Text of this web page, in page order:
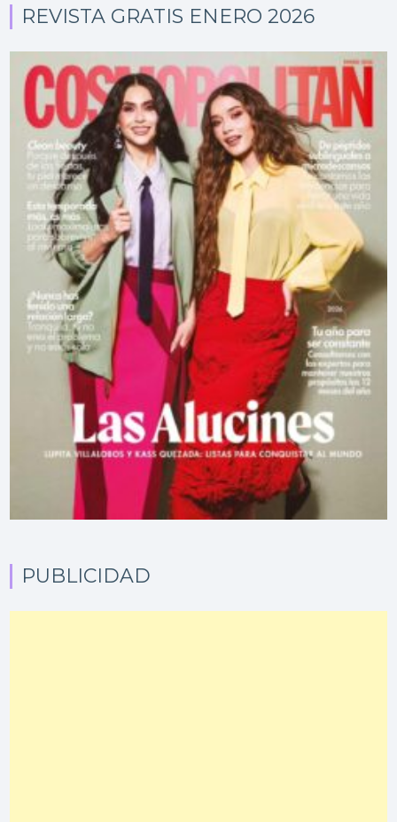
REVISTA GRATIS ENERO 2026
PUBLICIDAD